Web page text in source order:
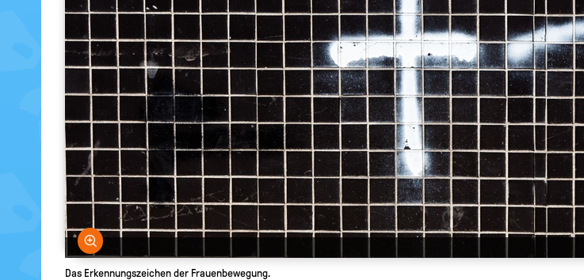
Bild vergrößern
Das Erkennungszeichen der Frauenbewegung.